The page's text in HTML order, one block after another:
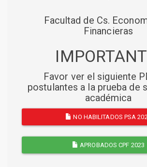
Facultad de Cs.
Financieras
Favor ver el siguiente
postulantes a la prueba de
académica
NO HABILITADOS PSA
APROBADOS CPF 2023